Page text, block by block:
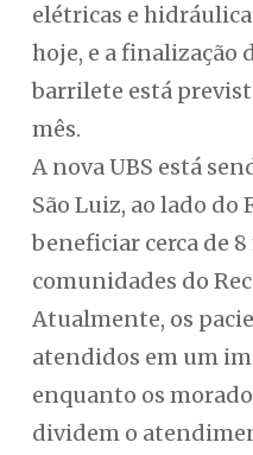
elétricas e
hoje, e a finalização
barrilete está
mês.
A nova UBS está
São Luiz, ao lado do
beneficiar cerca de
comunidades do
Atualmente, os
atendidos em um
enquanto os
dividem o